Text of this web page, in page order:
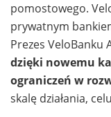
pomostowego.
prywatnym
Prezes VeloBanku
dzięki nowemu
ograniczeń w
skalę działania,